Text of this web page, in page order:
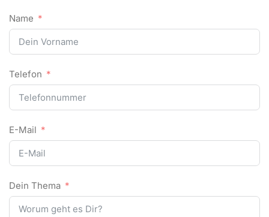
Name
Telefon
E-Mail
Dein Thema